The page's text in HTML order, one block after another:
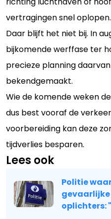
vertragingen snel oplopen.
Daar blijft het niet bij. In
bijkomende werffase ter
precieze planning
bekendgemaakt.
Wie de komende weken
dus best vooraf de
voorbereiding kan deze
tijdverlies besparen.
Lees ook
Politie
oplichters: